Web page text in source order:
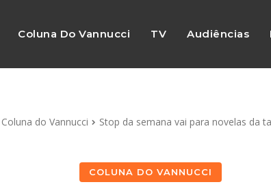
Coluna Do Vannucci TV Audiências
Coluna do Vannucci Stop da semana vai para novelas da
COLUNA DO VANNUCCI